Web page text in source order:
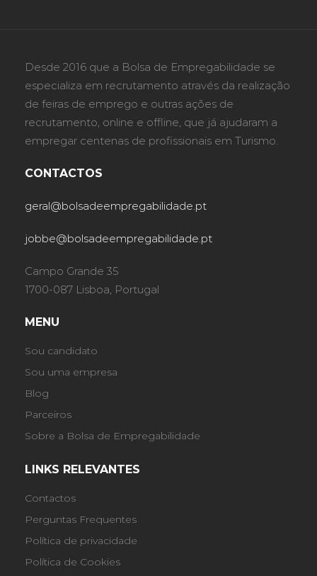
Desde 2016 que a Bolsa de Empregabilidade se
especializa em recrutamento através da realização
de feiras de emprego e outras ações de
recrutamento, online e offline, que já ajudaram a
empregar centenas de profissionais em Turismo.
CONTACTOS
geral@bolsadeempregabilidade.pt
jobbe@bolsadeempregabilidade.pt
Campo Grande 35
1700-087 Lisboa, Portugal
MENU
Sou candidato
Sou uma empresa
Blog
Parceiros
Sobre a Bolsa de Empregabilidade
LINKS RELEVANTES
Contactos
Perguntas Frequentes
Política de privacidade
Política de Cookies